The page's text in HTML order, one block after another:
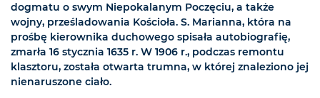
dogmatu o swym Niepokalanym Poczęciu, a także
wojny, prześladowania Kościoła. S. Marianna, która na
prośbę kierownika duchowego spisała autobiografię,
zmarła 16 stycznia 1635 r. W 1906 r., podczas remontu
klasztoru, została otwarta trumna, w której znaleziono jej
nienaruszone ciało.